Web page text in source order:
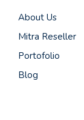
About Us
Mitra Reseller
Portofolio
Blog